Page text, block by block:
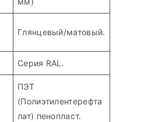
Глянцевый/матовый.
Серия RAL.
ПЭТ
(Полиэтилентерефта
лат) пенопласт.